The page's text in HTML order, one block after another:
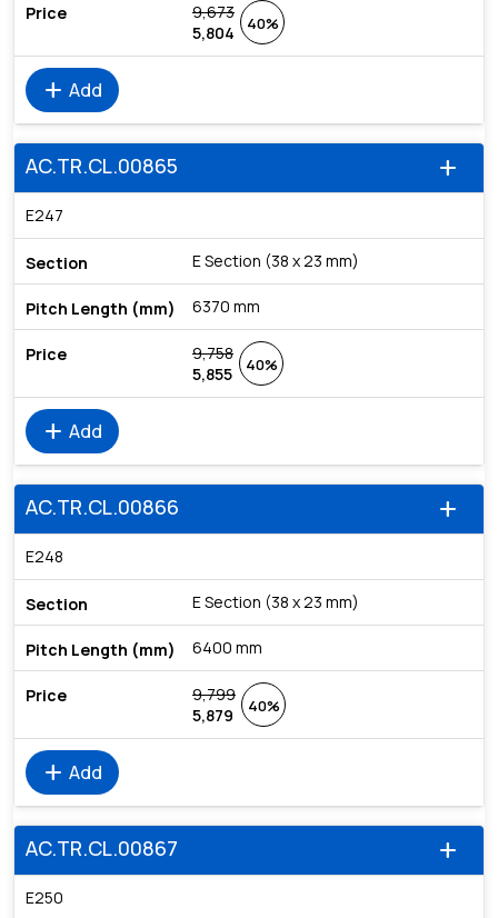
9,673
5,804
40%
add Add
add
AC.TR.CL.00865
E247
E Section (38 x 23 mm)
6370 mm
9,758
5,855
40%
add Add
add
AC.TR.CL.00866
E248
E Section (38 x 23 mm)
6400 mm
9,799
5,879
40%
add Add
add
AC.TR.CL.00867
E250